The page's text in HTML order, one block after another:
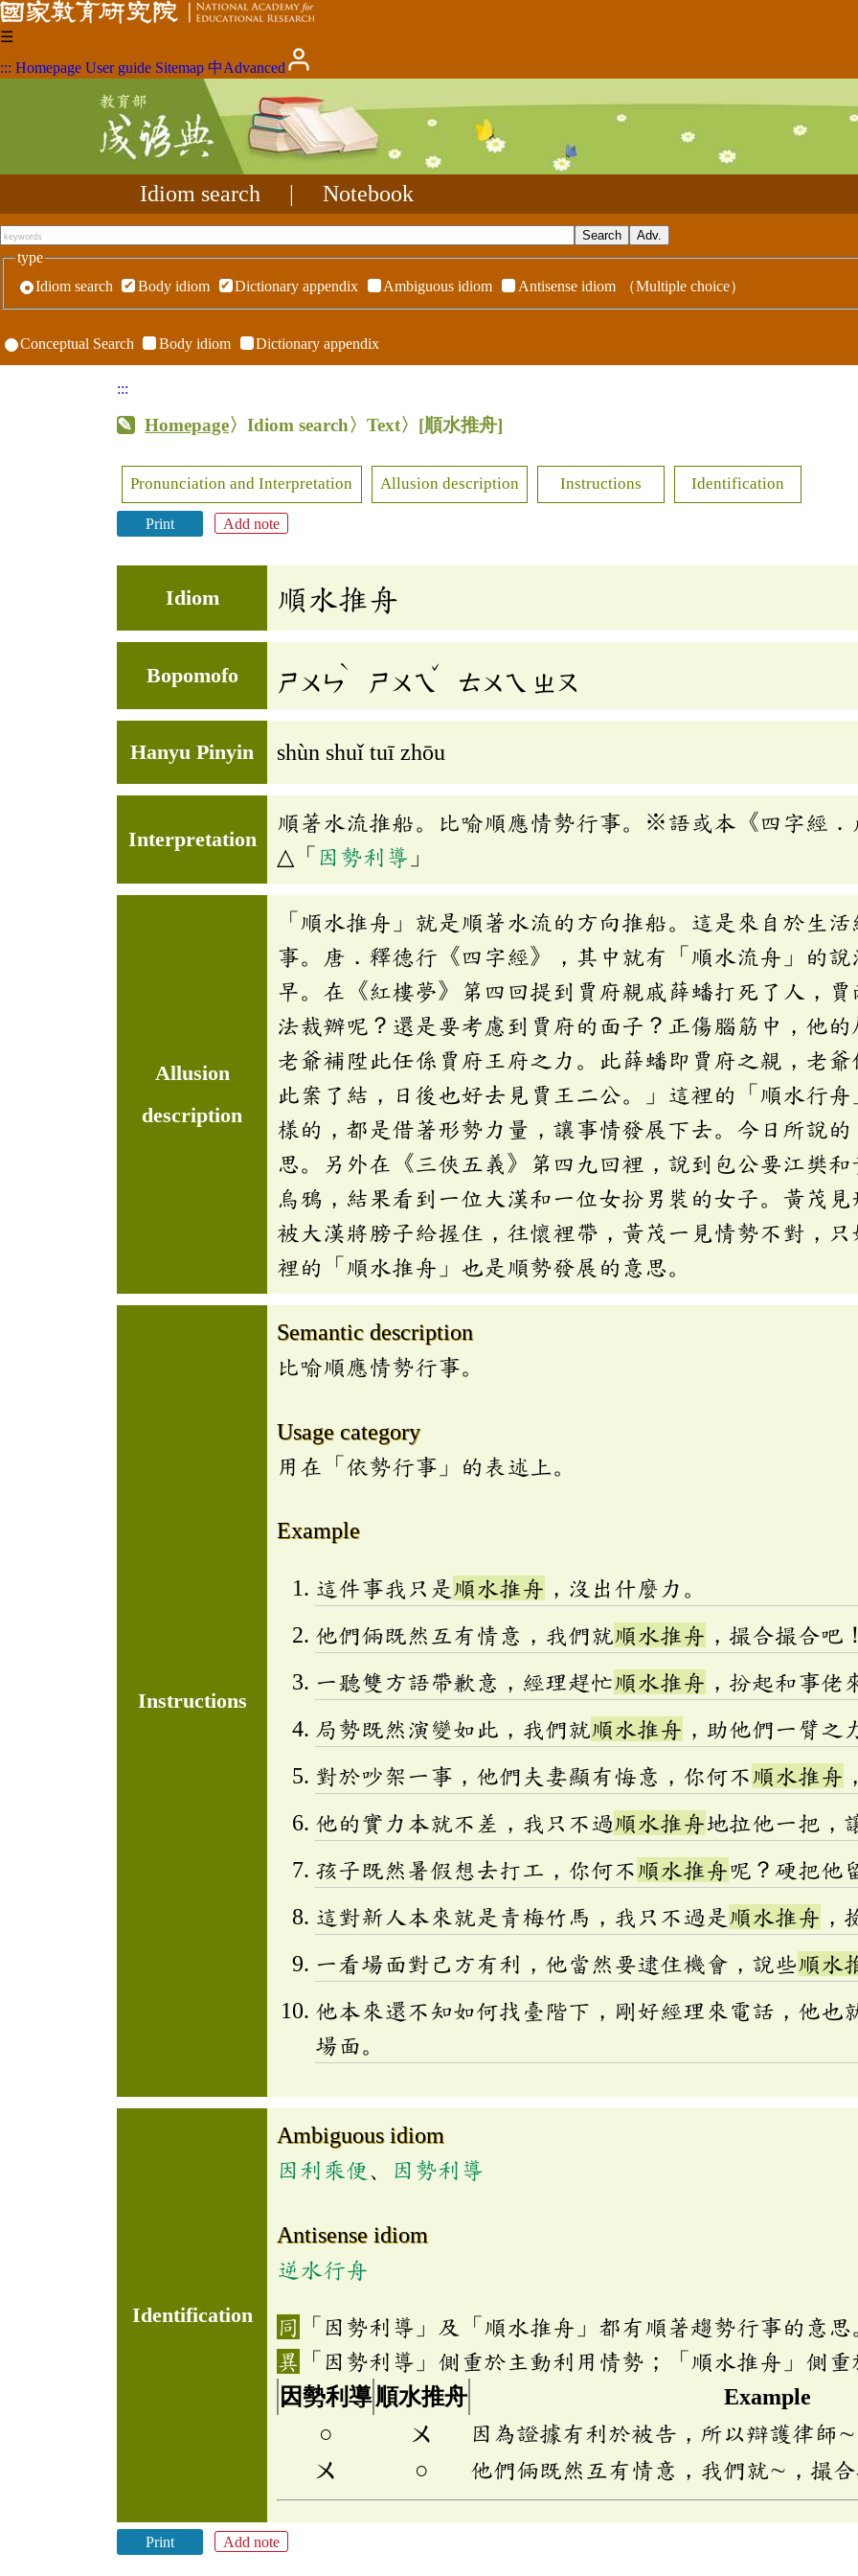
☰
::: Homepage User guide Sitemap 中Advanced
Idiom search Notebook
type
Idiom search
Body idiom Dictionary appendix Ambiguous idiom Antisense idiom （Multiple choice）
Conceptual Search Body idiom Dictionary appendix
:::
Homepage〉Idiom search〉Text〉 [順水推舟]
Pronunciation and Interpretation Allusion description Instructions Identification
Print Add note
Idiom 順水推舟
Bopomofo ㄕㄨㄣ
ˋ
ㄕㄨㄟ
ˇ
ㄊㄨㄟ ㄓㄡ
Hanyu Pinyin shùn shuǐ tuī zhōu
Interpretation
順著水流推船。比喻順應情勢行事。※語或本《四字經．
△「 因勢利導 」
Allusion
description
「順水推舟」就是順著水流的方向推船。這是來自於生
事。唐．釋德行《四字經》，其中就有「順水流舟」的
早。在《紅樓夢》第四回提到賈府親戚薛蟠打死了人，
法裁辦呢？還是要考慮到賈府的面子？正傷腦筋中，他
老爺補陞此任係賈府王府之力。此薛蟠即賈府之親，老
此案了結，日後也好去見賈王二公。」這裡的「順水行
樣的，都是借著形勢力量，讓事情發展下去。今日所說
思。另外在《三俠五義》第四九回裡，說到包公要江樊
烏鴉，結果看到一位大漢和一位女扮男裝的女子。黃茂
被大漢將膀子給握住，往懷裡帶，黃茂一見情勢不對，
裡的「順水推舟」也是順勢發展的意思。
Instructions
Semantic description
比喻順應情勢行事。
Usage category
用在「依勢行事」的表述上。
Example
這件事我只是順水推舟 ，沒出什麼力。
他們倆既然互有情意，我們就順水推舟 ，撮合撮合吧
一聽雙方語帶歉意，經理趕忙順水推舟 ，扮起和事佬
局勢既然演變如此，我們就順水推舟 ，助他們一臂之
對於吵架一事，他們夫妻顯有悔意，你何不順水推舟
他的實力本就不差，我只不過順水推舟地拉他一把，
孩子既然暑假想去打工，你何不順水推舟呢？硬把他
這對新人本來就是青梅竹馬，我只不過是順水推舟 ，
一看場面對己方有利，他當然要逮住機會，說些順水
他本來還不知如何找臺階下，剛好經理來電話，他也
場面。
Identification
Ambiguous idiom
因利乘便、 因勢利導
Antisense idiom
逆水行舟
「因勢利導」及「順水推舟」都有順著趨勢行事的意思
「因勢利導」側重於主動利用情勢；「順水推舟」側
因勢利導 順水推舟
Example
○
ㄨ
因為證據有利於被告，所以辯護律師
ㄨ
○ 他們倆既然互有情意，我們就∼，撮
Print Add note